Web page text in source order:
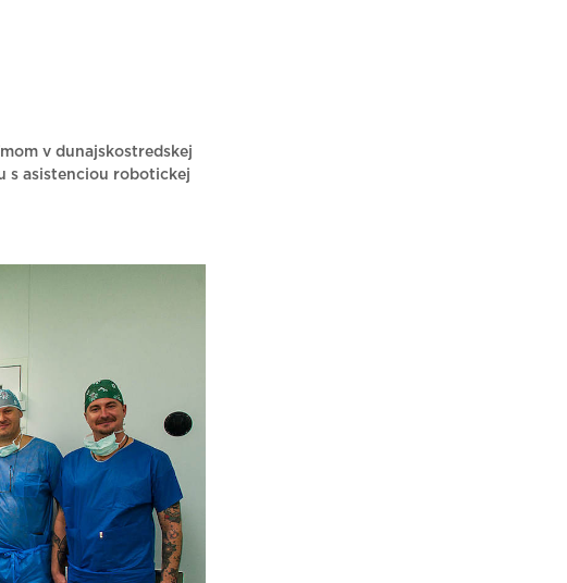
v dunajskostredskej
s asistenciou robotickej